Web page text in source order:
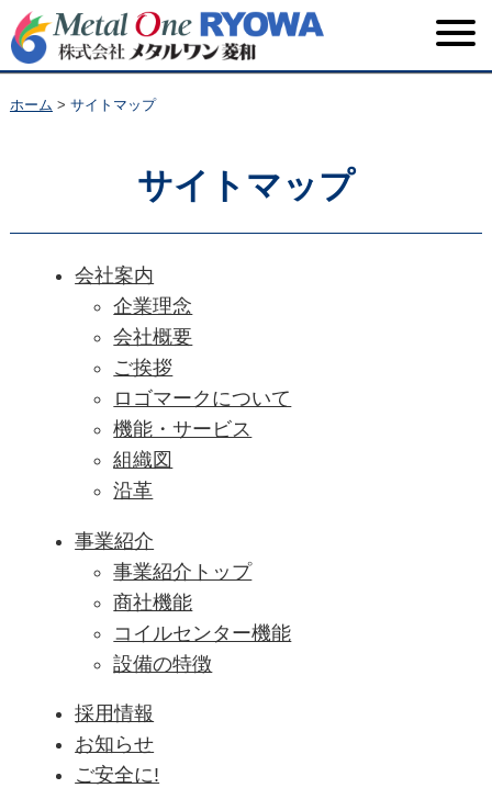
ホーム > サイトマップ
サイトマップ
会社案内
企業理念
会社概要
ご挨拶
ロゴマークについて
機能・サービス
組織図
沿革
事業紹介
事業紹介トップ
商社機能
コイルセンター機能
設備の特徴
採用情報
お知らせ
ご安全に!